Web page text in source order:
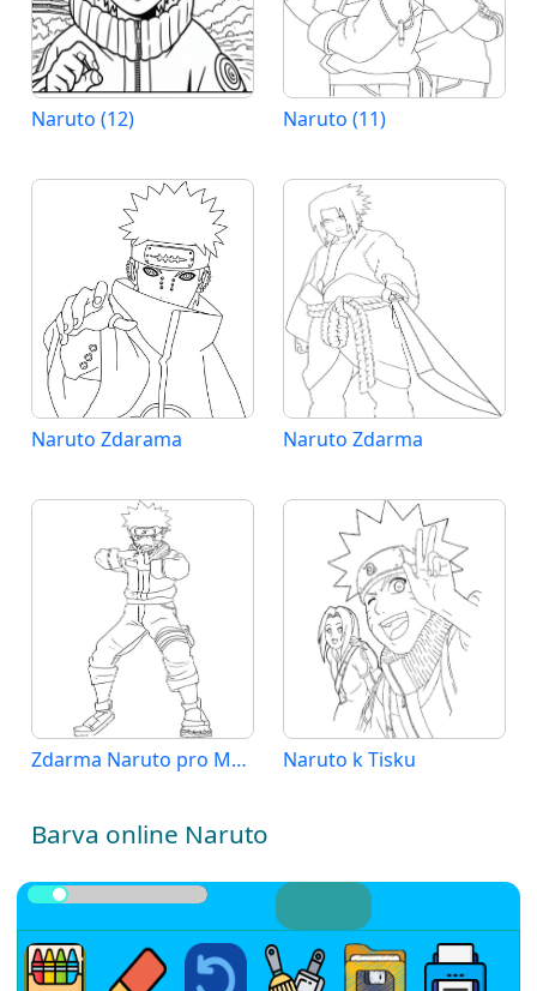
Naruto (12) Naruto (11)
Naruto Zdarama Naruto Zdarma
Zdarma Naruto pro Malé Děti Naruto k Tisku
Barva online Naruto